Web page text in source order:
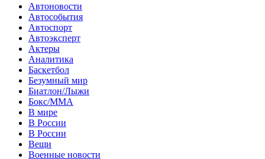
Автоновости
Автособытия
Автоспорт
Автоэксперт
Актеры
Аналитика
Баскетбол
Безумный мир
Биатлон/Лыжи
Бокс/MMA
В мире
В России
В России
Вещи
Военные новости